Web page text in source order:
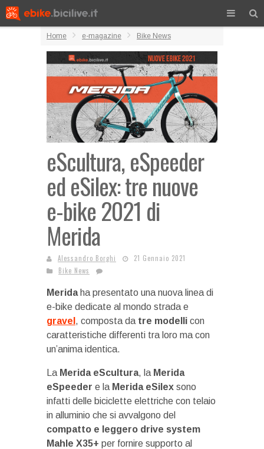
Home e-magazine Bike News
eScultura, eSpeeder
ed eSilex: tre nuove
e-bike 2021 di
Merida
Alessandro Borghi
21 Gennaio 2021
Bike News
Meridaha presentato una nuova linea di
e-bike dedicate al mondo strada e
gravel , composta da tre modelli con
caratteristiche differenti tra loro ma con
un’anima identica.
La Merida eScultura, la Merida
eSpeeder e la Merida eSilex sono
infatti delle biciclette elettriche con telaio
in alluminio che si avvalgono del
compatto e leggero drive system
Mahle X35+ per fornire supporto al